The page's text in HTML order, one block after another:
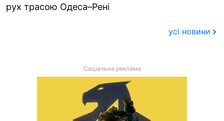
рух трасою Одеса–Рені
усі новини
Соціальна реклама